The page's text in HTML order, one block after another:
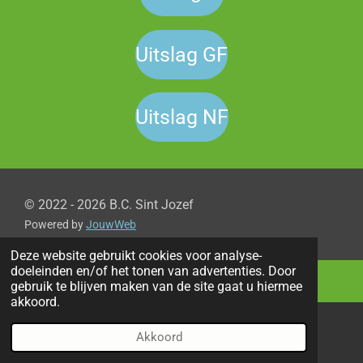
Deze website gebruikt cookies voor analyse-
doeleinden en/of het tonen van advertenties. Door
gebruik te blijven maken van de site gaat u hiermee
akkoord.
Akkoord
Uitslag GF
Uitslag NF
© 2022 - 2026 B.C. Sint Jozef
Powered byJouwWeb